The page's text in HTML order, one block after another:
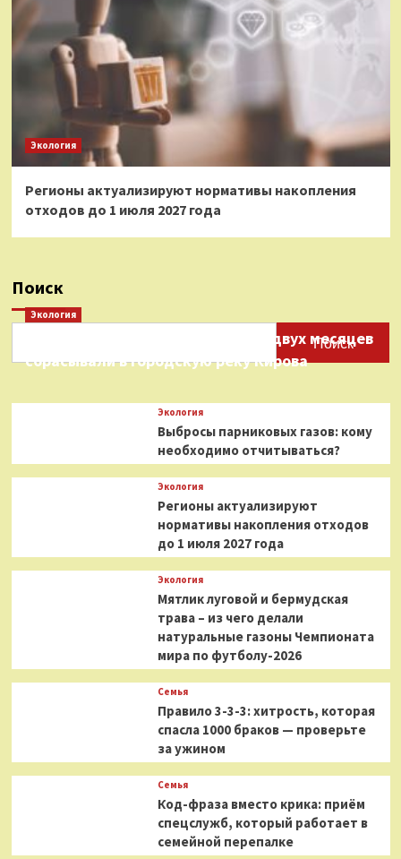
Экология
Регионы актуализируют нормативы накопления
отходов до 1 июля 2027 года
Поиск
Поиск
Экология
Нефтепродукты на протяжении двух месяцев
сбрасывали в городскую реку Кирова
Экология
Выбросы парниковых газов: кому
необходимо отчитываться?
Экология
Регионы актуализируют
нормативы накопления отходов
до 1 июля 2027 года
Экология
Мятлик луговой и бермудская
трава – из чего делали
натуральные газоны Чемпионата
мира по футболу-2026
Семья
Правило 3-3-3: хитрость, которая
спасла 1000 браков — проверьте
за ужином
Семья
Код-фраза вместо крика: приём
спецслужб, который работает в
семейной перепалке